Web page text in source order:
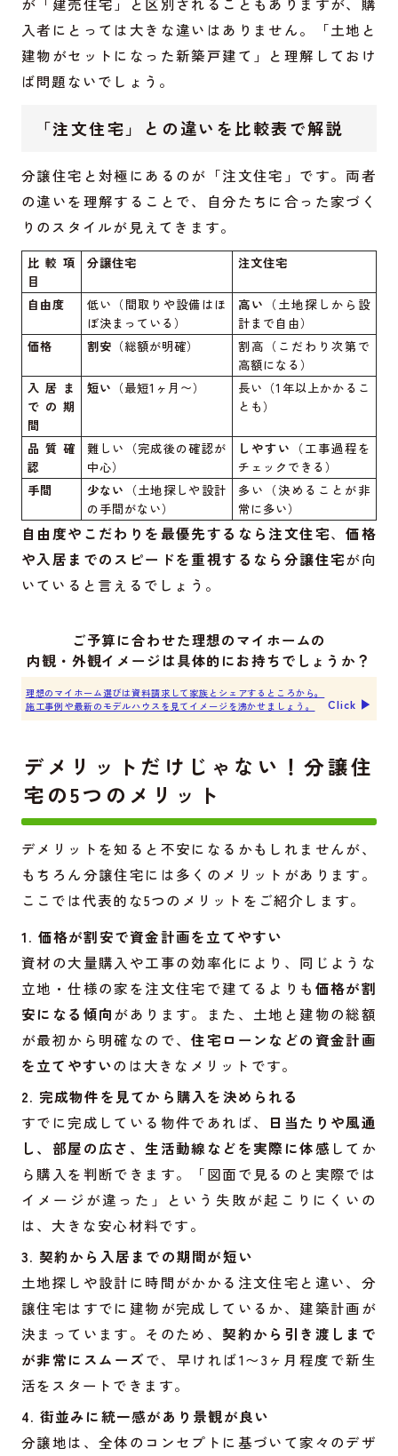
が「建売住宅」と区別されることもありますが、購
入者にとっては大きな違いはありません。「土地と
建物がセットになった新築戸建て」と理解しておけ
ば問題ないでしょう。
「注文住宅」との違いを比較表で解説
分譲住宅と対極にあるのが「注文住宅」です。両者
の違いを理解することで、自分たちに合った家づく
りのスタイルが見えてきます。
比較項
目
分譲住宅 注文住宅
自由度
低い（間取りや設備はほ
ぼ決まっている）
高い
（土地探しから設
計まで自由）
価格
割安 （総額が明確）
割高（こだわり次第で
高額になる）
入居ま
での期
間
短い （最短1ヶ月〜）
長い（1年以上かかるこ
とも）
品質確
認
難しい（完成後の確認が
中心）
しやすい
（工事過程を
チェックできる）
手間
少ない
（土地探しや設計
の手間がない）
多い（決めることが非
常に多い）
自由度やこだわりを最優先するなら注文住宅、価格
や入居までのスピードを重視するなら分譲住宅が向
いていると言えるでしょう。
ご予算に合わせた理想のマイホームの
内観・外観イメージは具体的にお持ちでしょうか？
理想のマイホーム選びは資料請求して家族とシェアするところから。
施工事例や最新のモデルハウスを見てイメージを沸かせましょう。
Click ▶︎
デメリットだけじゃない！分譲住
宅の5つのメリット
デメリットを知ると不安になるかもしれませんが、
もちろん分譲住宅には多くのメリットがあります。
ここでは代表的な5つのメリットをご紹介します。
1. 価格が割安で資金計画を立てやすい
資材の大量購入や工事の効率化により、同じような
立地・仕様の家を注文住宅で建てるよりも 価格が割
安になる傾向があります。また、土地と建物の総額
が最初から明確なので、住宅ローンなどの資金計画
を立てやすいのは大きなメリットです。
2. 完成物件を見てから購入を決められる
すでに完成している物件であれば、
日当たりや風通
し、部屋の広さ、生活動線などを実際に体感 してか
ら購入を判断できます。「図面で見るのと実際では
イメージが違った」という失敗が起こりにくいの
は、大きな安心材料です。
3. 契約から入居までの期間が短い
土地探しや設計に時間がかかる注文住宅と違い、分
譲住宅はすでに建物が完成しているか、建築計画が
決まっています。そのため、 契約から引き渡しまで
が非常にスムーズで、早ければ1〜3ヶ月程度で新生
活をスタートできます。
4. 街並みに統一感があり景観が良い
分譲地は、全体のコンセプトに基づいて家々のデザ